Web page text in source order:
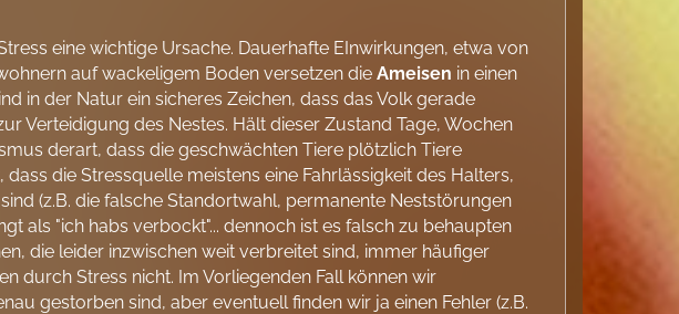
eine wichtige Ursache. Dauerhafte EInwirkungen, etwa von
auf wackeligem Boden versetzen dieAmeisen in einen
in der Natur ein sicheres Zeichen, dass das Volk gerade
Verteidigung des Nestes. Hält dieser Zustand Tage, Wochen
derart, dass die geschwächten Tiere plötzlich Tiere
die Stressquelle meistens eine Fahrlässigkeit des Halters,
(z.B. die falsche Standortwahl, permanente Neststörungen
als "ich habs verbockt"... dennoch ist es falsch zu behaupten
die leider inzwischen weit verbreitet sind, immer häufiger
durch Stress nicht. Im Vorliegenden Fall können wir
gestorben sind, aber eventuell finden wir ja einen Fehler (z.B.